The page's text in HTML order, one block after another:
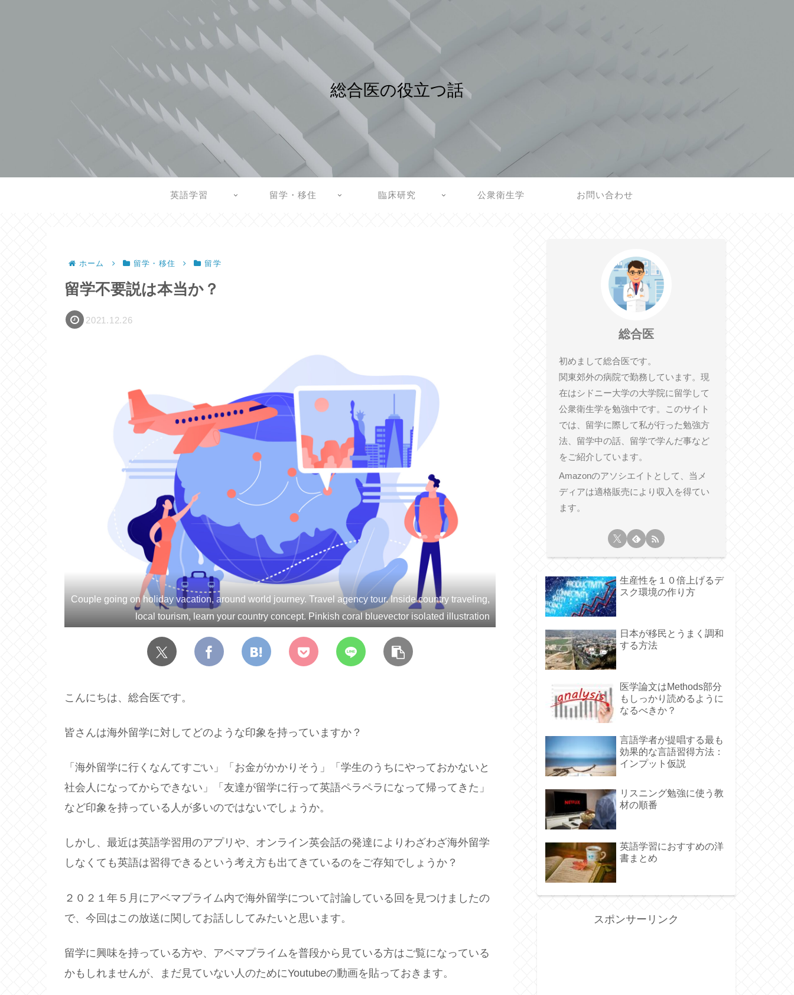
総合医の役立つ話
英語学習 留学・移住 臨床研究 公衆衛生学 お問い合わせ
ホーム 留学・移住 留学
留学不要説は本当か？
2021.12.26
Couple going on holiday vacation, around world journey. Travel agency tour. Inside country traveling,
local tourism, learn your country concept. Pinkish coral bluevector isolated illustration
こんにちは、総合医です。
皆さんは海外留学に対してどのような印象を持っていますか？
「海外留学に行くなんてすごい」「お金がかかりそう」「学生のうちにやっておかないと
社会人になってからできない」「友達が留学に行って英語ペラペラになって帰ってきた」
など印象を持っている人が多いのではないでしょうか。
しかし、最近は英語学習用のアプリや、オンライン英会話の発達によりわざわざ海外留学
しなくても英語は習得できるという考え方も出てきているのをご存知でしょうか？
２０２１年５月にアベマプライム内で海外留学について討論している回を見つけましたの
で、今回はこの放送に関してお話ししてみたいと思います。
留学に興味を持っている方や、アベマプライムを普段から見ている方はご覧になっている
かもしれませんが、まだ見ていない人のためにYoutubeの動画を貼っておきます。
総合医
初めまして総合医です。
関東郊外の病院で勤務しています。現
在はシドニー大学の大学院に留学して
公衆衛生学を勉強中です。このサイト
では、留学に際して私が行った勉強方
法、留学中の話、留学で学んだ事など
をご紹介しています。
Amazonのアソシエイトとして、当メ
ディアは適格販売により収入を得てい
ます。
生産性を１０倍上げるデ
スク環境の作り方
日本が移民とうまく調和
する方法
医学論文はMethods部分
もしっかり読めるように
なるべきか？
言語学者が提唱する最も
効果的な言語習得方法：
インプット仮説
リスニング勉強に使う教
材の順番
英語学習におすすめの洋
書まとめ
スポンサーリンク